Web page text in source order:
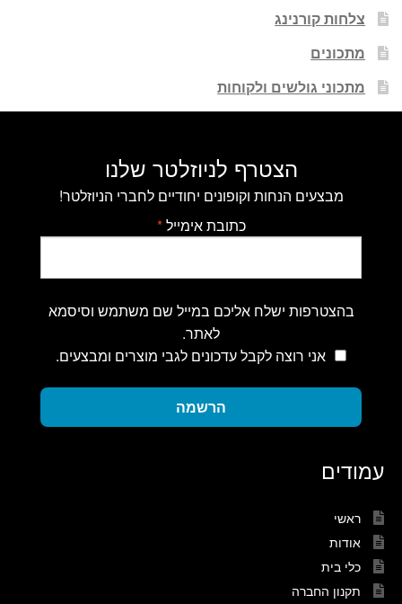
צלחות קורנינג
מתכונים
מתכוני גולשים ולקוחות
הצטרף לניוזלטר שלנו
מבצעים הנחות וקופונים יחודיים לחברי הניוזלטר!
כתובת אימייל*
בהצטרפות ישלח אליכם במייל שם משתמש וסיסמא
לאתר.
אני רוצה לקבל עדכונים לגבי מוצרים ומבצעים.
הרשמה
עמודים
ראשי
אודות
כלי בית
תקנון החברה